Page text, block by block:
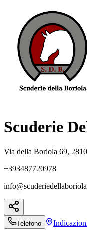
Scuderie
Via della Boriola 69,
+393487720978
Telefono